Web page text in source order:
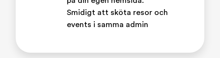
Smidigt att sköta resor och
events i samma admin